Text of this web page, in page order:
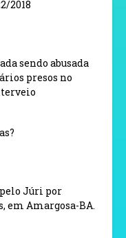
2018
sendo abusada
presos no
Júri por
Amargosa-BA.